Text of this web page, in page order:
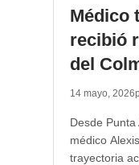
Médico
recibió
del
14 mayo, 2026
Desde
médico
trayectoria